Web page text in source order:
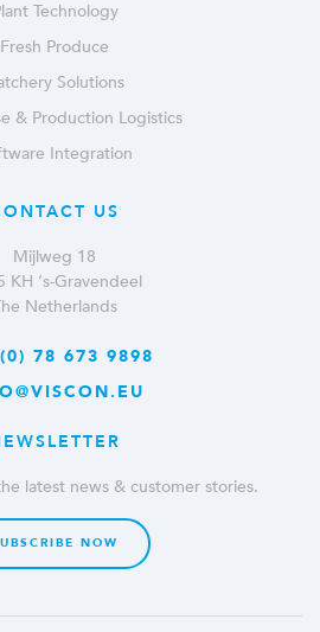
Technology
Fresh Produce
Solutions
& Production Logistics
Integration
US
Mijlweg 18
KH ‘s-Gravendeel
Netherlands
78 673 9898
latest news & customer stories.
NOW